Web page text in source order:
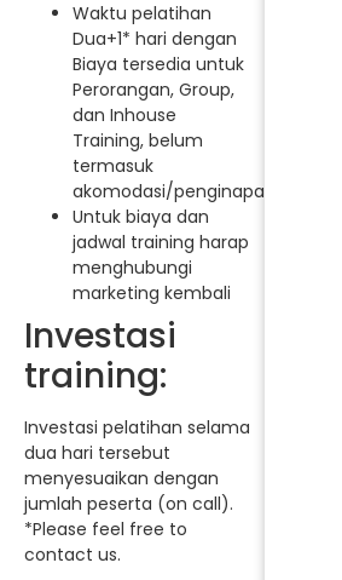
Waktu pelatihan
Dua+1* hari dengan
Biaya tersedia untuk
Perorangan, Group,
dan Inhouse
Training, belum
termasuk
akomodasi/penginapan.
Untuk biaya dan
jadwal training harap
menghubungi
marketing kembali
Investasi
training:
Investasi pelatihan selama
dua hari tersebut
menyesuaikan dengan
jumlah peserta (on call).
*Please feel free to
contact us.